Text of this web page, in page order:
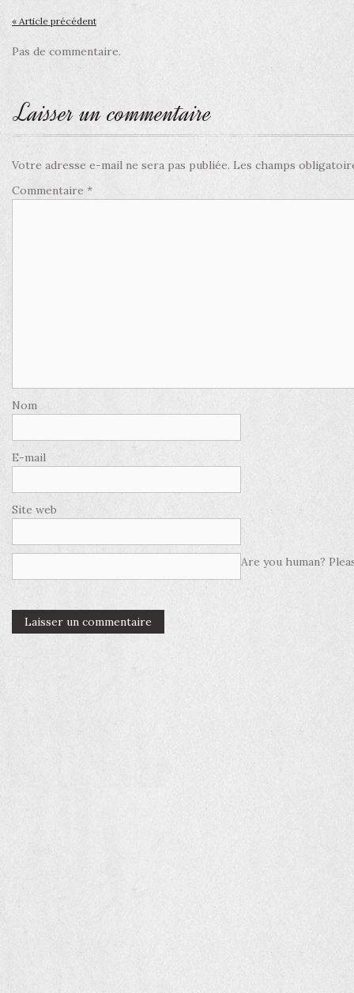
« Article précédent
Pas de commentaire.
Laisser un commentaire
Votre adresse e-mail ne sera pas publiée. Les champs
Commentaire *
Nom
E-mail
Site web
Are you human?